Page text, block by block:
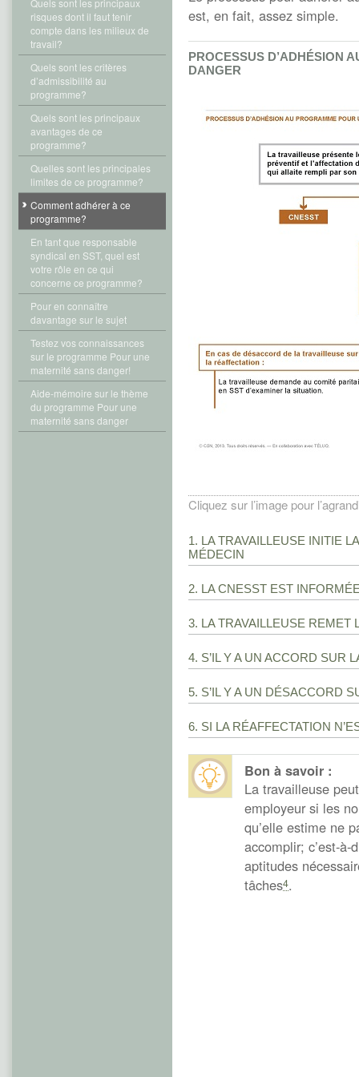
Quels sont les principaux
risques dont il faut tenir
compte dans les milieux de
travail?
Quels sont les critères
d’admissibilité au
programme?
Quels sont les principaux
avantages de ce
programme?
Quelles sont les principales
limites de ce programme?
Comment adhérer à ce
programme?
En tant que responsable
syndical en SST, quel est
votre rôle en ce qui
concerne ce programme?
Pour en connaître
davantage sur le sujet
Testez vos connaissances
sur le programme Pour une
maternité sans danger!
Aide-mémoire sur le thème
du programme Pour une
maternité sans danger
est, en fait, assez simple.
PROCESSUS D’ADHÉSION
DANGER
Cliquez sur l’image pour
1. LA TRAVAILLEUSE INITIE
MÉDECIN
2. LA CNESST EST
3. LA TRAVAILLEUSE REMET
4. S’IL Y A UN ACCORD SUR
5. S’IL Y A UN DÉSACCORD
6. SI LA RÉAFFECTATION
Bon à savoir :
La travailleuse
employeur si les
qu’elle estime ne
accomplir; c’est-
aptitudes
tâches4.